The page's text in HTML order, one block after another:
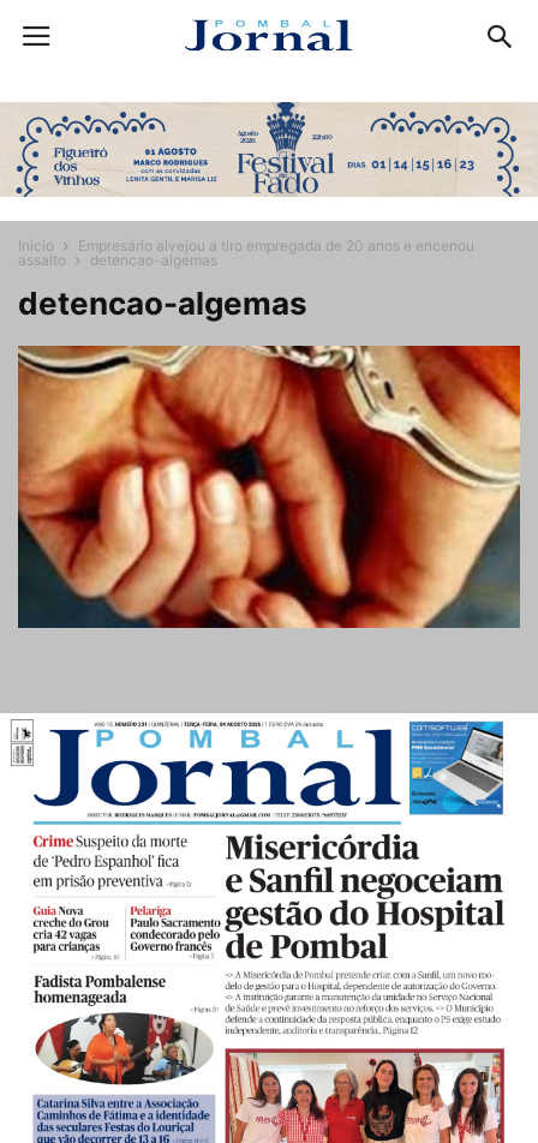
Início
Empresário alvejou a tiro empregada de 20 anos e encenou
assalto
detencao-algemas
detencao-algemas